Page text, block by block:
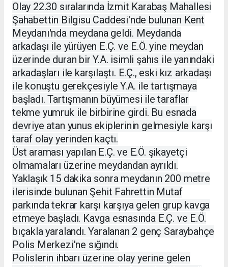
Olay 22.30 sıralarında İzmit Karabaş Mahallesi
Şahabettin Bilgisu Caddesi'nde bulunan Kent
Meydanı'nda meydana geldi. Meydanda
arkadaşı ile yürüyen E.Ç. ve E.Ö. yine meydan
üzerinde duran bir Y.A. isimli şahıs ile yanındaki
arkadaşları ile karşılaştı. E.Ç., eski kız arkadaşı
ile konuştu gerekçesiyle Y.A. ile tartışmaya
başladı. Tartışmanın büyümesi ile taraflar
tekme yumruk ile birbirine girdi. Bu esnada
devriye atan yunus ekiplerinin gelmesiyle karşı
taraf olay yerinden kaçtı.
Üst araması yapılan E.Ç. ve E.Ö. şikayetçi
olmamaları üzerine meydandan ayrıldı.
Yaklaşık 15 dakika sonra meydanın 200 metre
ilerisinde bulunan Şehit Fahrettin Mutaf
parkında tekrar karşı karşıya gelen grup kavga
etmeye başladı. Kavga esnasında E.Ç. ve E.Ö.
bıçakla yaralandı. Yaralanan 2 genç Saraybahçe
Polis Merkezi'ne sığındı.
Polislerin ihbarı üzerine olay yerine gelen